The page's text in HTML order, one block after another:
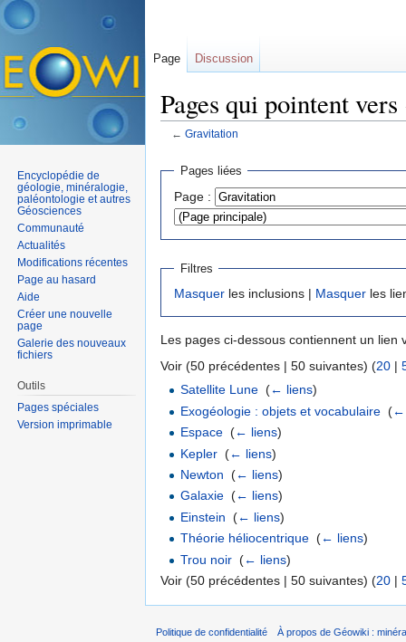
Pages qui pointent
← Gravitation
Pages liées
Page :
Filtres
Masquer les inclusions | Masquer les
Les pages ci-dessous contiennent un lien
Voir (50 précédentes | 50 suivantes) (20 |
Satellite Lune ‎(← liens)
Exogéologie : objets et vocabulaire ‎(←
Espace ‎(← liens)
Kepler ‎(← liens)
Newton ‎(← liens)
Galaxie ‎(← liens)
Einstein ‎(← liens)
Théorie héliocentrique ‎(← liens)
Trou noir ‎(← liens)
Voir (50 précédentes | 50 suivantes) (20 |
Page Discussion
Encyclopédie de
géologie, minéralogie,
paléontologie et autres
Géosciences
Communauté
Actualités
Modifications récentes
Page au hasard
Aide
Créer une nouvelle
page
Galerie des nouveaux
fichiers
Outils
Pages spéciales
Version imprimable
Politique de confidentialité À propos de Géowiki :